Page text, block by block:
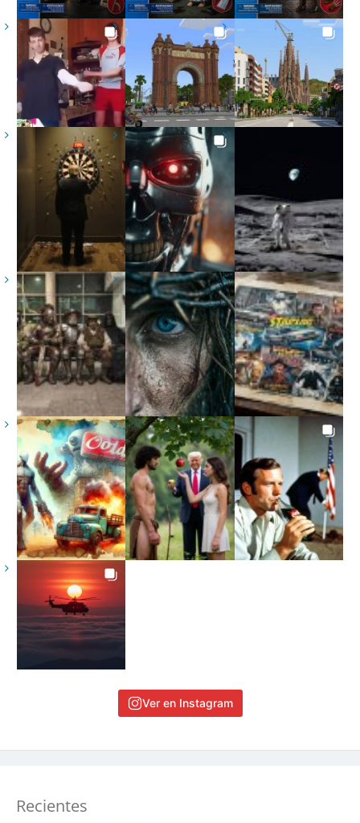
Ver en Instagram
Recientes